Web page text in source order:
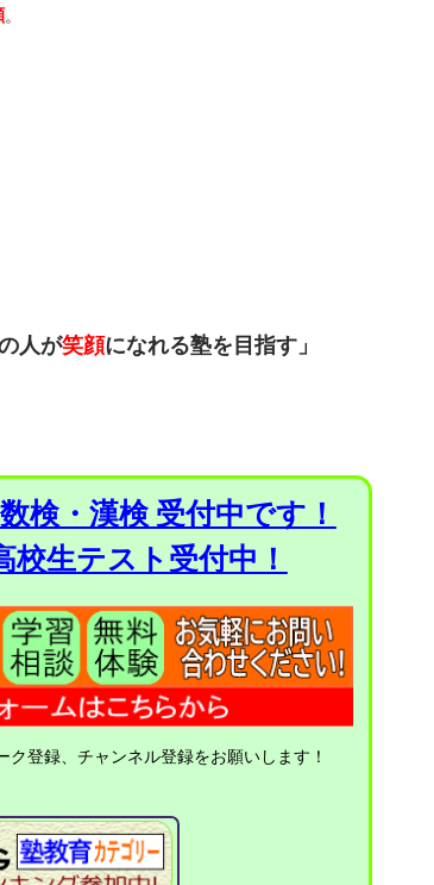
。
人が笑顔になれる塾を目指す」
検・漢検 受付中です！
生テスト受付中！
登録、チャンネル登録をお願いします！